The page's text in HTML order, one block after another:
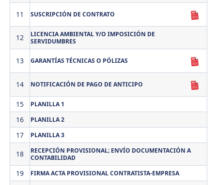
11 SUSCRIPCIÓN DE CONTRATO
12
LICENCIA AMBIENTAL Y/O IMPOSICIÓN DE
SERVIDUMBRES
13 GARANTÍAS TÉCNICAS O PÓLIZAS
14 NOTIFICACIÓN DE PAGO DE ANTICIPO
15 PLANILLA 1
16 PLANILLA 2
17 PLANILLA 3
18
RECEPCIÓN PROVISIONAL; ENVÍO DOCUMENTACIÓN A
CONTABILIDAD
19 FIRMA ACTA PROVISIONAL CONTRATISTA-EMPRESA